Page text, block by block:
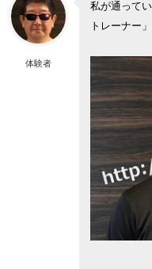
体験者
私が通って
トレーナー」